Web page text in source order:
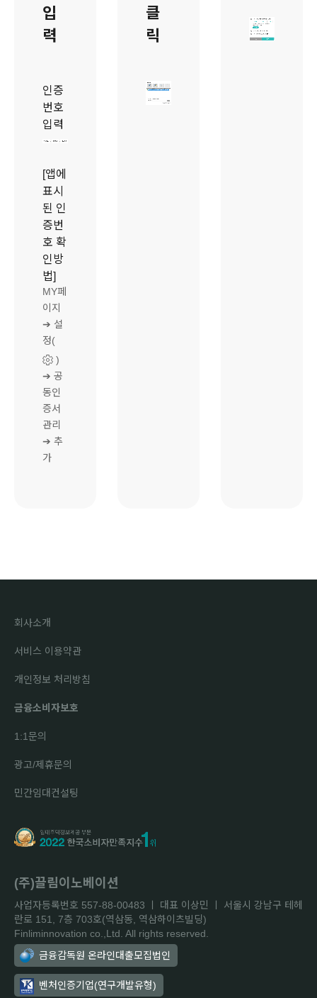
입
력
인증
번호
입력
[앱에
표시
된 인
증번
호 확
인방
법]
MY페
이지
➔ 설
정(
)
➔ 공
동인
증서
관리
➔ 추
가
클
릭
회사소개
서비스 이용약관
개인정보 처리방침
금융소비자보호
1:1문의
광고/제휴문의
민간임대컨설팅
(주)끌림이노베이션
사업자등록번호 557-88-00483 ㅣ 대표 이상민 ㅣ 서울시 강남구 테헤
란로 151, 7층 703호(역삼동, 역삼하이츠빌딩)
Finliminnovation co.,Ltd. All rights reserved.
금융감독원 온라인대출모집법인
벤처인증기업(연구개발유형)